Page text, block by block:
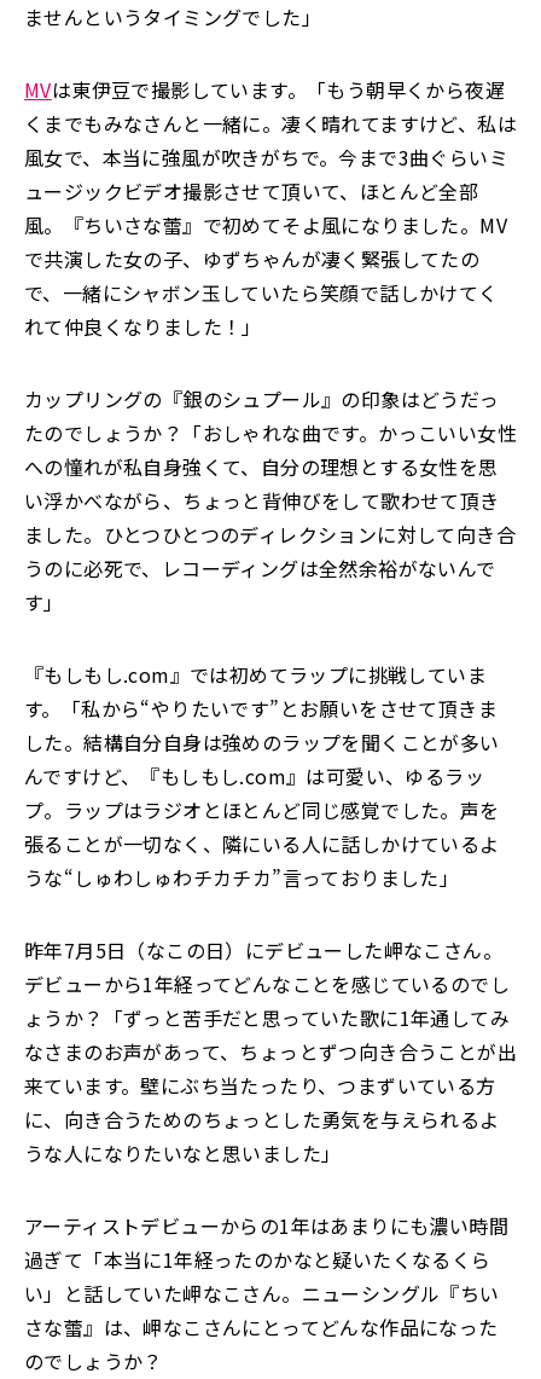
ませんというタイミングでした」
MVは東伊豆で撮影しています。「もう朝早くから夜遅
くまでもみなさんと一緒に。凄く晴れてますけど、私は
風女で、本当に強風が吹きがちで。今まで3曲ぐらいミ
ュージックビデオ撮影させて頂いて、ほとんど全部
風。『ちいさな蕾』で初めてそよ風になりました。MV
で共演した女の子、ゆずちゃんが凄く緊張してたの
で、一緒にシャボン玉していたら笑顔で話しかけてく
れて仲良くなりました！」
カップリングの『銀のシュプール』の印象はどうだっ
たのでしょうか？「おしゃれな曲です。かっこいい女性
への憧れが私自身強くて、自分の理想とする女性を思
い浮かべながら、ちょっと背伸びをして歌わせて頂き
ました。ひとつひとつのディレクションに対して向き合
うのに必死で、レコーディングは全然余裕がないんで
す」
『もしもし.com』では初めてラップに挑戦していま
す。「私から“やりたいです”とお願いをさせて頂きま
した。結構自分自身は強めのラップを聞くことが多い
んですけど、『もしもし.com』は可愛い、ゆるラッ
プ。ラップはラジオとほとんど同じ感覚でした。声を
張ることが一切なく、隣にいる人に話しかけているよ
うな“しゅわしゅわチカチカ”言っておりました」
昨年7月5日（なこの日）にデビューした岬なこさん。
デビューから1年経ってどんなことを感じているのでし
ょうか？「ずっと苦手だと思っていた歌に1年通してみ
なさまのお声があって、ちょっとずつ向き合うことが出
来ています。壁にぶち当たったり、つまずいている方
に、向き合うためのちょっとした勇気を与えられるよ
うな人になりたいなと思いました」
アーティストデビューからの1年はあまりにも濃い時間
過ぎて「本当に1年経ったのかなと疑いたくなるくら
い」と話していた岬なこさん。ニューシングル『ちい
さな蕾』は、岬なこさんにとってどんな作品になった
のでしょうか？